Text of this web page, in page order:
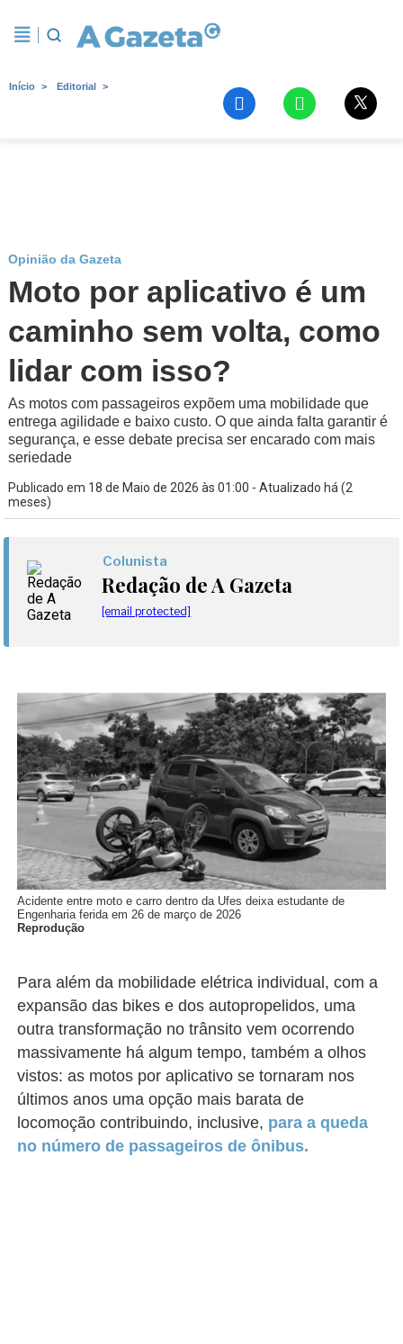
Início Editorial
Opinião da Gazeta
Moto por aplicativo é um
caminho sem volta, como
lidar com isso?
As motos com passageiros expõem uma mobilidade que
entrega agilidade e baixo custo. O que ainda falta garantir é
segurança, e esse debate precisa ser encarado com mais
seriedade
Publicado em 18 de Maio de 2026 às 01:00 - Atualizado há (2
meses)
Colunista
Redação de A Gazeta
[email protected]
Acidente entre moto e carro dentro da Ufes deixa estudante de
Engenharia ferida em 26 de março de 2026
Reprodução
Para além da mobilidade elétrica individual, com a
expansão das bikes e dos autopropelidos, uma
outra transformação no trânsito vem ocorrendo
massivamente há algum tempo, também a olhos
vistos: as motos por aplicativo se tornaram nos
últimos anos uma opção mais barata de
locomoção contribuindo, inclusive, para a queda
no número de passageiros de ônibus.